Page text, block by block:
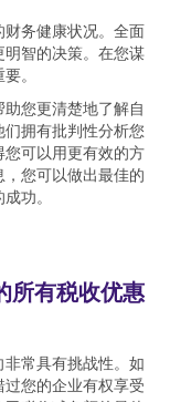
务健康状况。全面
智的决策。在您谋
。
您更清楚地了解自
拥有批判性分析您
可以用更有效的方
您可以做出最佳的
功。
所有税收优惠
常具有挑战性。如
您的企业有权享受